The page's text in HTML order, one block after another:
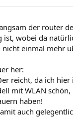
der router
wobei da
nicht einmal mehr
her:
reicht, da ich
mit WLAN
haben!
auch